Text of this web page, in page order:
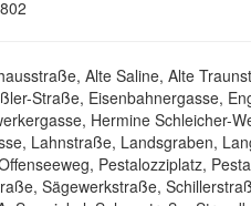
Alte Saline, Alte
Straße, Eisenbahnergasse,
Hermine Schleicher-
Lahnstraße, Landsgraben,
Pestalozziplatz,
Sägewerkstraße,